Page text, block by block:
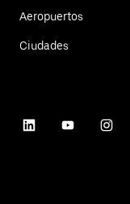
Aeropuertos
Ciudades